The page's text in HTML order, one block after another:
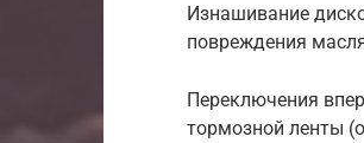
Изнашивание
повреждения
Переключения
тормозной ленты